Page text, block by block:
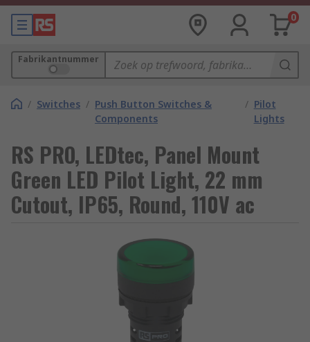
0
Fabrikantnummer
/ Switches / Push Button Switches &
Components
/ Pilot
Lights
RS PRO, LEDtec, Panel Mount
Green LED Pilot Light, 22 mm
Cutout, IP65, Round, 110V ac